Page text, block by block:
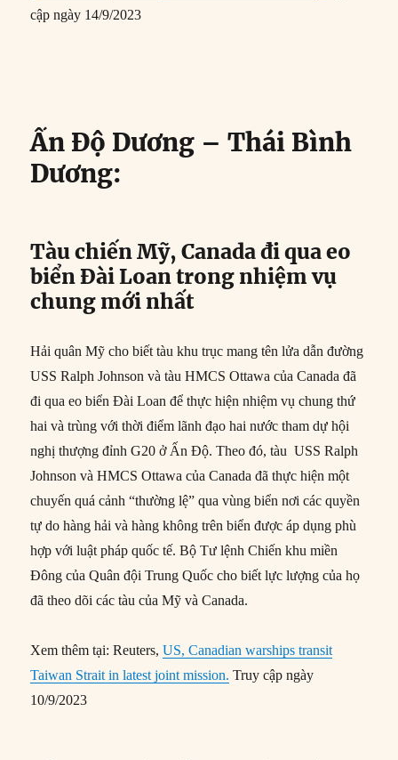
cập ngày 14/9/2023
Ấn Độ Dương – Thái Bình
Dương:
Tàu chiến Mỹ, Canada đi qua eo
biển Đài Loan trong nhiệm vụ
chung mới nhất
Hải quân Mỹ cho biết tàu khu trục mang tên lửa dẫn đường
USS Ralph Johnson và tàu HMCS Ottawa của Canada đã
đi qua eo biển Đài Loan để thực hiện nhiệm vụ chung thứ
hai và trùng với thời điểm lãnh đạo hai nước tham dự hội
nghị thượng đỉnh G20 ở Ấn Độ. Theo đó, tàu USS Ralph
Johnson và HMCS Ottawa của Canada đã thực hiện một
chuyến quá cảnh “thường lệ” qua vùng biển nơi các quyền
tự do hàng hải và hàng không trên biển được áp dụng phù
hợp với luật pháp quốc tế. Bộ Tư lệnh Chiến khu miền
Đông của Quân đội Trung Quốc cho biết lực lượng của họ
đã theo dõi các tàu của Mỹ và Canada.
Xem thêm tại: Reuters,US, Canadian warships transit
Taiwan Strait in latest joint mission. Truy cập ngày
10/9/2023